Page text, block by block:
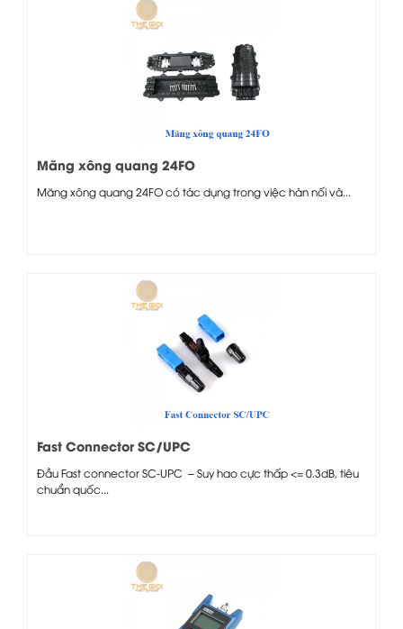
Măng xông quang 24FO
Măng xông quang 24FO có tác dụng trong việc hàn nối và...
Fast Connector SC/UPC
Đầu Fast connector SC-UPC – Suy hao cực thấp <= 0.3dB, tiêu
chuẩn quốc...